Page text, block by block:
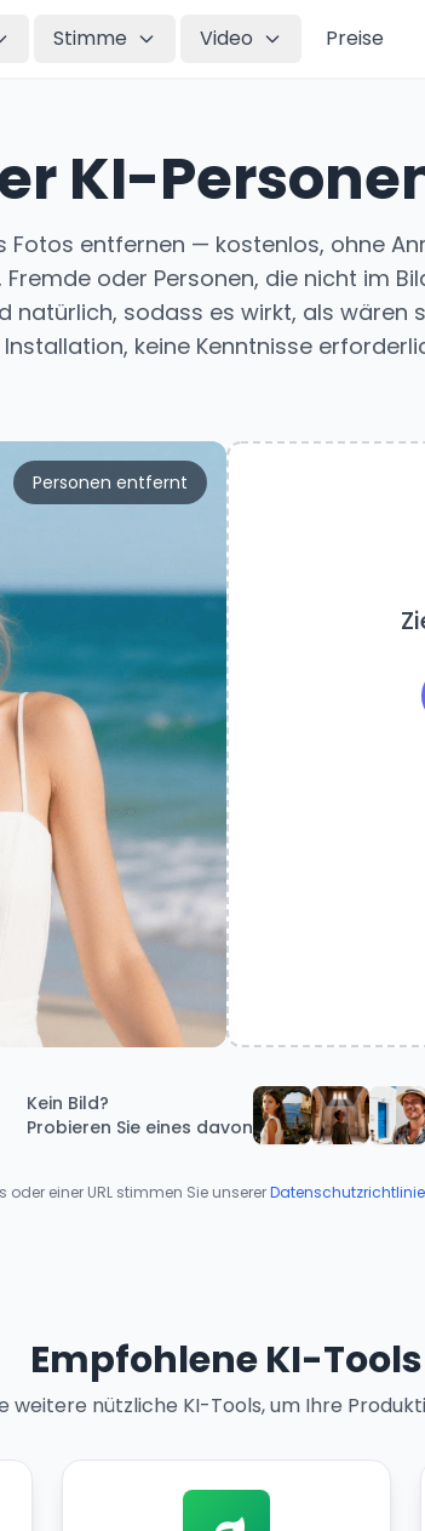
Stimme Video Preise
KI-
Fotos entfernen — kostenlos, ohne
oder Personen, die nicht im
natürlich, sodass es wirkt, als wären
Installation, keine Kenntnisse
Personen entfernt
Kein Bild?
Probieren Sie eines davon
einer URL stimmen Sie unsererDatenschutzrichtlinie
Empfohlene KI-Tools
weitere nützliche KI-Tools, um Ihre